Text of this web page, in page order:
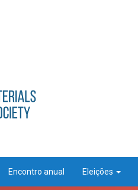
Encontro anual Eleições